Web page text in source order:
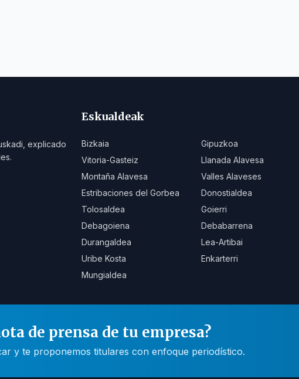
explicado
Eskualdeak
Bizkaia Gipuzkoa
Vitoria-Gasteiz
Llanada Alavesa
Montaña Alavesa
Valles Alaveses
Estribaciones del Gorbea
Donostialdea
Tolosaldea
Goierri
Debagoiena
Debabarrena
Durangaldea
Lea-Artibai
Uribe Kosta
Enkarterri
Mungialdea
de prensa de tu empresa?
y te proponemos titulares con enfoque periodístico.